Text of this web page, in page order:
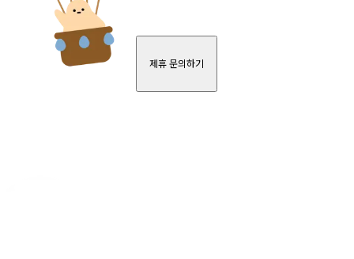
제휴 문의하기